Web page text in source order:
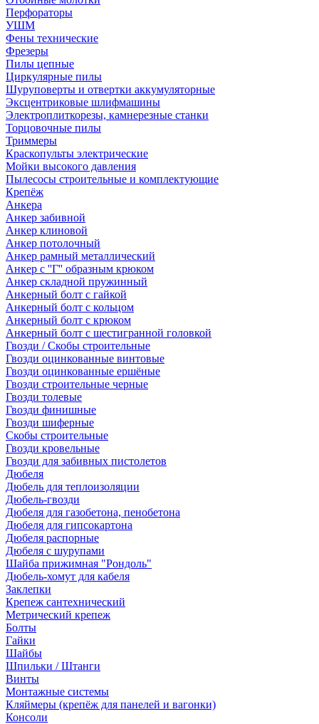
Перфораторы
УШМ
Фены технические
Фрезеры
Пилы цепные
Циркулярные пилы
Шуруповерты и отвертки аккумуляторные
Эксцентриковые шлифмашины
Электроплиткорезы, камнерезные станки
Торцовочные пилы
Триммеры
Краскопульты электрические
Мойки высокого давления
Пылесосы строительные и комплектующие
Крепёж
Анкера
Анкер забивной
Анкер клиновой
Анкер потолочный
Анкер рамный металлический
Анкер с ''Г'' образным крюком
Анкер складной пружинный
Анкерный болт с гайкой
Анкерный болт с кольцом
Анкерный болт с крюком
Анкерный болт с шестигранной головкой
Гвозди / Скобы строительные
Гвозди оцинкованные винтовые
Гвозди оцинкованные ершёные
Гвозди строительные черные
Гвозди толевые
Гвозди финишные
Гвозди шиферные
Скобы строительные
Гвозди кровельные
Гвозди для забивных пистолетов
Дюбеля
Дюбель для теплоизоляции
Дюбель-гвозди
Дюбеля для газобетона, пенобетона
Дюбеля для гипсокартона
Дюбеля распорные
Дюбеля с шурупами
Шайба прижимная "Рондоль"
Дюбель-хомут для кабеля
Заклепки
Крепеж сантехнический
Метрический крепеж
Болты
Гайки
Шайбы
Шпильки / Штанги
Винты
Монтажные системы
Кляймеры (крепёж для панелей и вагонки)
Консоли